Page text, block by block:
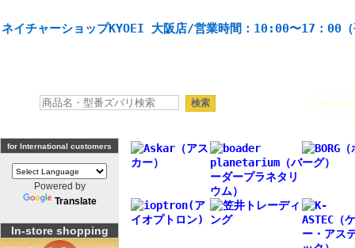
ネイチャーショップKYOEI 大阪店/営業時間：10:00〜17：00（
Seestar
for International customers
Powered by
Translate
In-store shopping